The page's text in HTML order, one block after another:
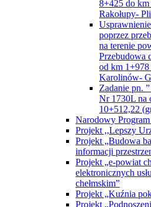
8+425 do
Rakołupy-
poprzez
na terenie
Przebudowa
od km
Karolinów-
Zadanie pn.
Nr 1730L na
10+512,22
Narodowy
Projekt ,,Lepszy
Projekt „Budowa
informacji
Projekt „e-powiat
elektronicznych
chełmskim”
Projekt „Kuźnia
Projekt